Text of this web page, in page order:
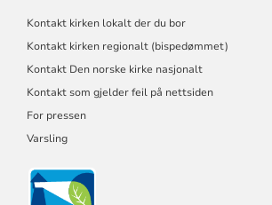
Kontakt kirken lokalt der du bor
Kontakt kirken regionalt (bispedømmet)
Kontakt Den norske kirke nasjonalt
Kontakt som gjelder feil på nettsiden
For pressen
Varsling